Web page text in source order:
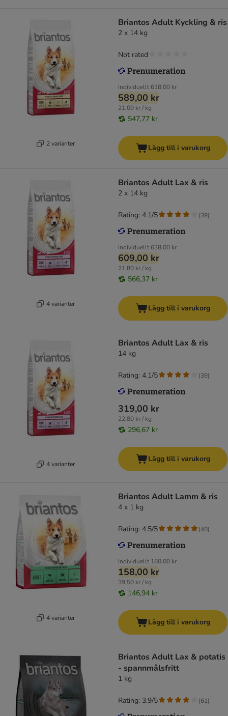
2 varianter
Briantos Adult Kyckling & ris
2 x 14 kg
Individuellt 618,00 kr
589,00 kr
21,00 kr / kg
547,77 kr
Not rated
Lägg till i varukorg
4 varianter
Briantos Adult Lax & ris
2 x 14 kg
Individuellt 638,00 kr
609,00 kr
21,80 kr / kg
566,37 kr
Rating: 4.1/5 (39)
Lägg till i varukorg
4 varianter
Briantos Adult Lax & ris
14 kg
319,00 kr
22,80 kr / kg
296,67 kr
Rating: 4.1/5 (39)
Lägg till i varukorg
4 varianter
Briantos Adult Lamm & ris
4 x 1 kg
Individuellt 180,00 kr
158,00 kr
39,50 kr / kg
146,94 kr
Rating: 4.5/5 (40)
Lägg till i varukorg
Briantos Adult Lax & potatis
- spannmålsfritt
1 kg
Rating: 3.9/5 (61)